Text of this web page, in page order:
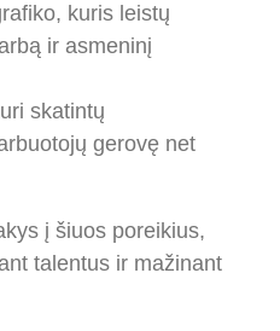
kuris leistų
ir asmeninį
skatintų
gerovę net
į šiuos poreikius,
talentus ir mažinant